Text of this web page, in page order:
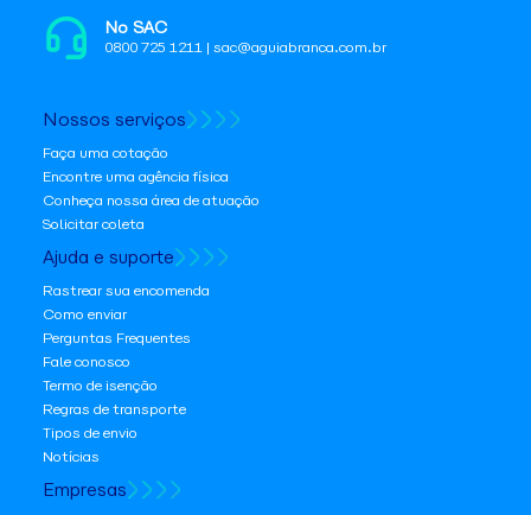
No SAC
0800 725 1211 | sac@aguiabranca.com.br
Nossos serviços
Faça uma cotação
Encontre uma agência física
Conheça nossa área de atuação
Solicitar coleta
Ajuda e suporte
Rastrear sua encomenda
Como enviar
Perguntas Frequentes
Fale conosco
Termo de isenção
Regras de transporte
Tipos de envio
Notícias
Empresas